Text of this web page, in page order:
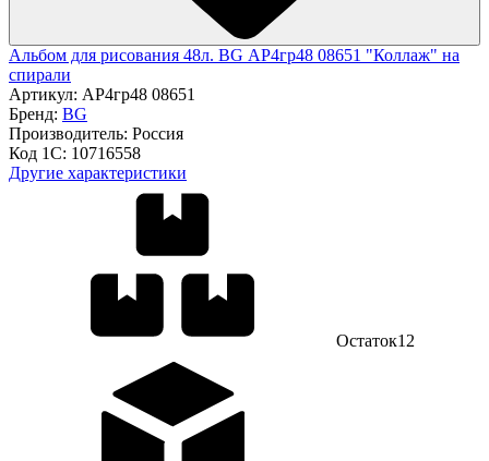
Альбом для рисования 48л. BG АР4гр48 08651 "Коллаж" на
спирали
Артикул: АР4гр48 08651
Бренд: BG
Производитель: Россия
Код 1С: 10716558
Другие характеристики
Остаток12